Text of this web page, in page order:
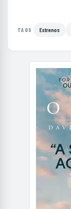
TAGS Estrenos